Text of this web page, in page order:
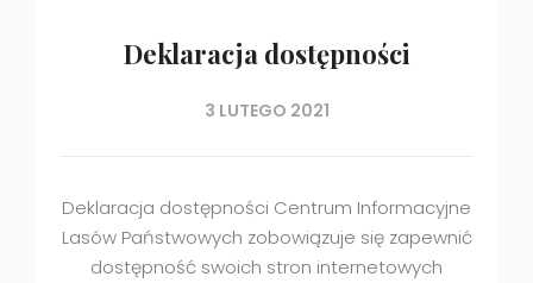
Deklaracja dostępności
3 LUTEGO 2021
Deklaracja dostępności Centrum Informacyjne
Lasów Państwowych zobowiązuje się zapewnić
dostępność swoich stron internetowych